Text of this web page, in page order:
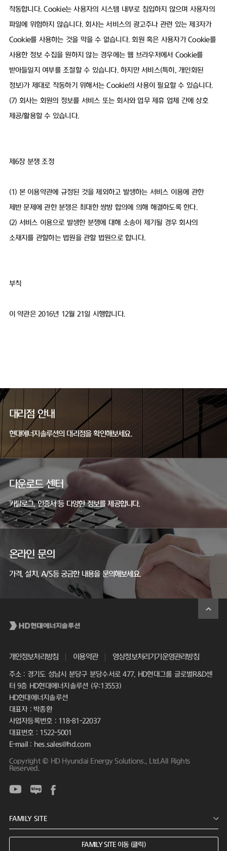
작동합니다. Cookie는 사용자의 시스템 내부로 침입하지 않으며 사용자의
파일에 위험하지 않습니다. 회사는 서비스의 광고주나 관련 있는 제3자가
Cookie를 사용하는 것을 막을 수 없습니다. 회원 혹은 사용자가 Cookie를
사용한 정보 수집을 원하지 않는 경우에는 웹 브라우저에서 Cookie를
받아들일지 여부를 조절할 수 있습니다. 하지만 서비스(특히, 개인화된
정보)가 제대로 작동하기 위해서는 Cookie의 사용이 필요할 수 있습니다.
(7) 회사는 회원의 정보를 서비스 또는 회사와 업무 제휴 업체 간에 상호
제공/활용할 수 있습니다.
제6장 분쟁 조정
(1) 본 이용약관에 규정된 것을 제외하고 발생하는 서비스 이용에 관한
제반 문제에 관한 분쟁은 최대한 쌍방 합의에 의해 해결하도록 한다.
(2) 서비스 이용으로 발생한 분쟁에 대해 소송이 제기될 경우 회사의
소재지를 관할하는 법원을 관할 법원으로 합니다.
부칙
이 약관은 2016년 12월 21일 시행합니다.
대리점 안내
현대에너지솔루션의 대리점을 확인해보세요.
다운로드 센터
카탈로그, 인증서 등 다양한 정보를 제공합니다.
온라인 문의
가격, 설치, A/S등 궁금한 내용을 문의해보세요.
개인정보처리방침 이용약관 영상정보처리기기운영관리방침
주소 : 경기도 성남시 분당구 분당수서로 477, HD현대그룹 글로벌R&D센
터 9층 HD현대에너지솔루션 (우:13553)
HD현대에너지솔루션
대표자 : 박종환
사업자등록번호 : 118-81-22037
대표번호 : 1522-5001
E-mail : hes.sales@hd.com
Copyright © HD Hyundai Energy Solutions., Ltd.All Rights
Reserved.
FAMILY SITE 이동 (클릭)